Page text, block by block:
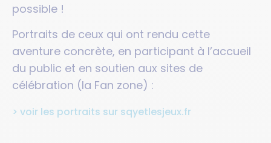
possible !
Portraits de ceux qui ont rendu cette
aventure concrète, en participant à l’accueil
du public et en soutien aux sites de
célébration (la Fan zone) :
> voir les portraits sur sqyetlesjeux.fr